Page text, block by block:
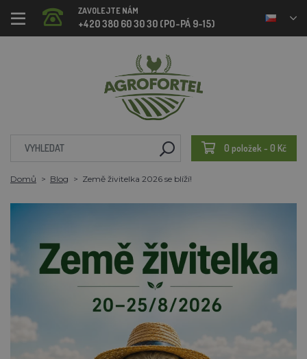
ZAVOLEJTE NÁM
+420 380 60 30 30 (PO-PÁ 9-15)
0 položek - 0 Kč
Domů Blog Země živitelka 2026 se blíží!